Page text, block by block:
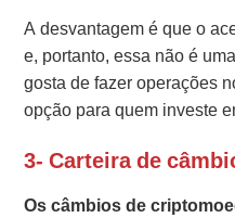
A desvantagem é que o
e, portanto, essa não é
gosta de fazer operações
opção para quem investe
3- Carteira de
Os câmbios de